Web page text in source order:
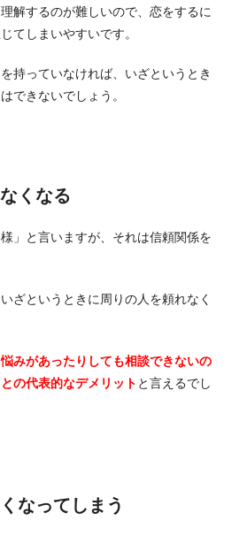
解するのが難しいので、恋をするに
てしまいやすいです。
持っていなければ、いざというとき
できないでしょう。
くなる
様」と言いますが、それは信頼関係を
ざというときに周りの人を頼れなく
みがあったりしても相談できないの
の代表的なデメリット と言えるでし
なってしまう